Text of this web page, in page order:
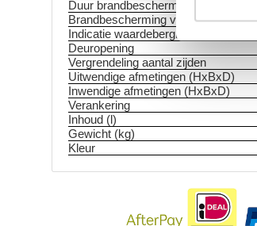
Duur brandbescherming
Brandbescherming voor
Indicatie waardeberging
Deuropening
Vergrendeling aantal zijden
Uitwendige afmetingen (HxBxD)
Inwendige afmetingen (HxBxD)
Verankering
Inhoud (l)
Gewicht (kg)
Kleur